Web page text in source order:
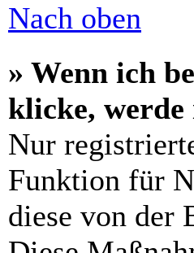
Nach oben
» Wenn ich
klicke,
Nur
Funktion für
diese von der